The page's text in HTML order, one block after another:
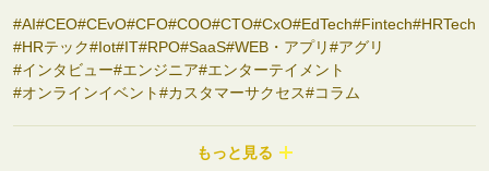
AI CEO CEvO CFO COO CTO CxO EdTech Fintech
HRTech
HRテック
Iot IT RPO SaaS WEB・アプリ
アグリ
インタビュー
エンジニア
エンターテイメント
オンラインイベント
カスタマーサクセス
コラム
バイオ フード
もっと見る